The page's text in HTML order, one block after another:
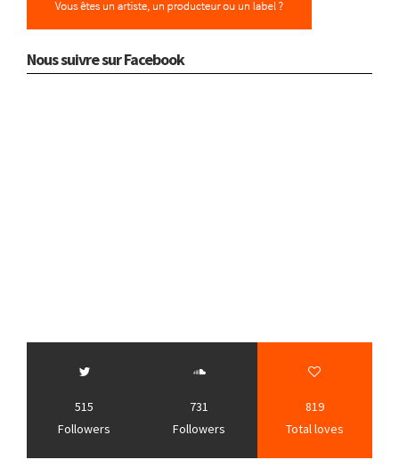
Nous suivre sur Facebook
515
Followers
731
Followers
819
Total loves